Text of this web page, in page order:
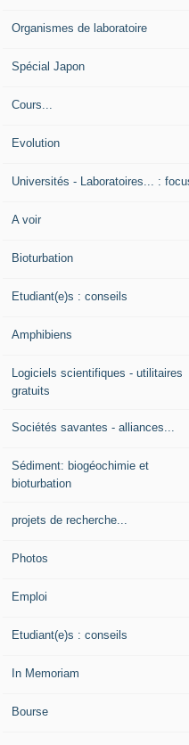
Organismes de laboratoire
Spécial Japon
Cours...
Evolution
Universités - Laboratoires... :
A voir
Bioturbation
Etudiant(e)s : conseils
Amphibiens
Logiciels scientifiques - utilitaires
gratuits
Sociétés savantes - alliances...
Sédiment: biogéochimie et
bioturbation
projets de recherche...
Photos
Emploi
Etudiant(e)s : conseils
In Memoriam
Bourse